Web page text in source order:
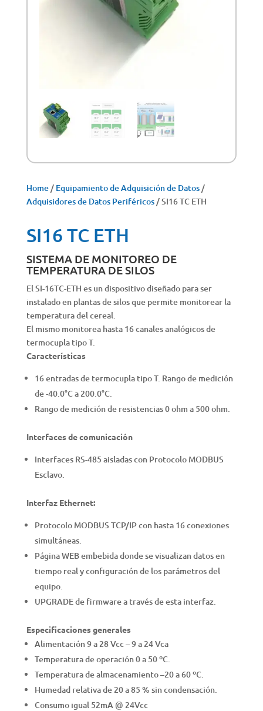
Home/ Equipamiento de Adquisición de Datos/
Adquisidores de Datos Periféricos/ SI16 TC ETH
SI16 TC ETH
SISTEMA DE MONITOREO DE
TEMPERATURA DE SILOS
El SI-16TC-ETH es un dispositivo diseñado para ser
instalado en plantas de silos que permite monitorear la
temperatura del cereal.
El mismo monitorea hasta 16 canales analógicos de
termocupla tipo T.
Características
16 entradas de termocupla tipo T. Rango de medición
de -40.0°C a 200.0°C.
Rango de medición de resistencias 0 ohm a 500 ohm.
Interfaces de comunicación
Interfaces RS-485 aisladas con Protocolo MODBUS
Esclavo.
Interfaz Ethernet:
Protocolo MODBUS TCP/IP con hasta 16 conexiones
simultáneas.
Página WEB embebida donde se visualizan datos en
tiempo real y configuración de los parámetros del
equipo.
UPGRADE de firmware a través de esta interfaz.
Especificaciones generales
Alimentación 9 a 28 Vcc – 9 a 24 Vca
Temperatura de operación 0 a 50 ºC.
Temperatura de almacenamiento –20 a 60 ºC.
Humedad relativa de 20 a 85 % sin condensación.
Consumo igual 52mA @ 24Vcc